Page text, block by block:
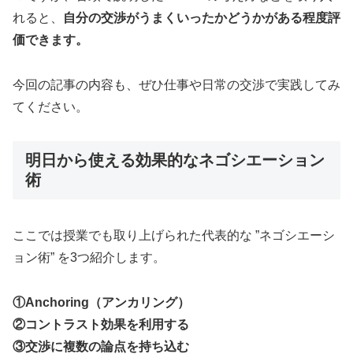
れると、
自分の交渉がうまくいったかどうかがある程度評
価できます。
今回の記事の内容も、ぜひ仕事や日常の交渉で実践してみ
てください。
明日から使える効果的なネゴシエーション
術
ここでは授業でも取り上げられた代表的な ”ネゴシエーシ
ョン術” を3つ紹介します。
①Anchoring（アンカリング）
②コントラスト効果を利用する
③交渉に複数の論点を持ち込む